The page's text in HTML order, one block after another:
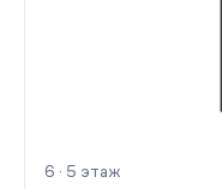
6 · 5 этаж